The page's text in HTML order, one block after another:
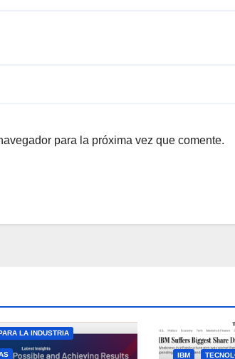
para la próxima vez que comente.
LA INDUSTRIA
IBM